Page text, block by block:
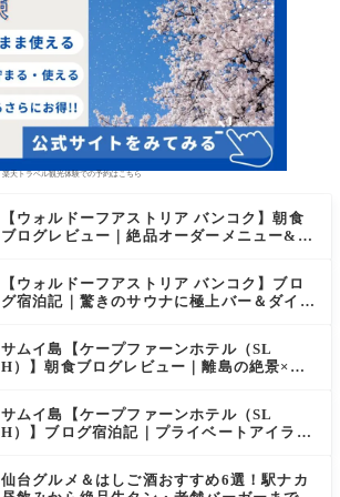
楽天トラベル観光体験での予約はこちら
【ウォルドーフアストリア バンコク】朝食
ブログレビュー｜絶品オーダーメニュー&豊
【ウォルドーフアストリア バンコク】ブロ
グ宿泊記｜驚きのサウナに極上バー＆ダイヤ
サムイ島【ケープファーンホテル（SL
H）】朝食ブログレビュー｜離島の絶景×至
サムイ島【ケープファーンホテル（SL
H）】ブログ宿泊記｜プライベートアイラン
仙台グルメ＆はしご酒おすすめ6選！駅ナカ